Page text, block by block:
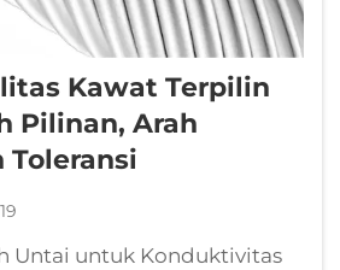
Kawat Terpilin
Pilinan, Arah
Toleransi
Untai untuk Konduktivitas